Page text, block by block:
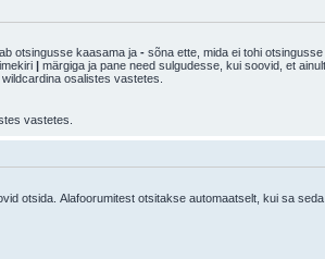
otsingusse kaasama ja - sõna ette, mida ei tohi otsingusse
| märgiga ja pane need sulgudesse, kui soovid, et ainult ühe
osalistes vastetes.
vastetes.
otsida. Alafoorumitest otsitakse automaatselt, kui sa seda